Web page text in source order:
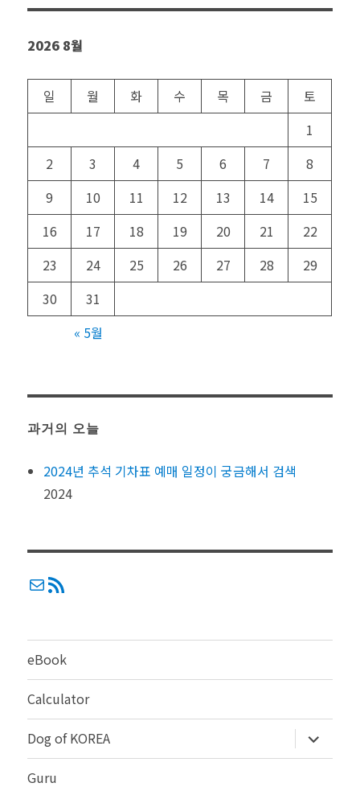
2026 8월
일 월 화 수 목 금
토
1
2
3 4 5 6 7
8
9
10 11 12 13 14
15
16
17 18 19 20 21
22
23
24 25 26 27 28
29
30
31
« 5월
과거의 오늘
2024년 추석 기차표 예매 일정이 궁금해서 검색
2024
메일RSS
eBook
Calculator
Dog of KOREA
하
위
메
Guru